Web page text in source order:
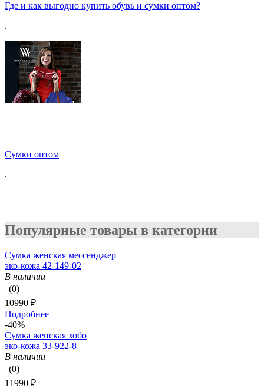
Где и как выгодно купить обувь и сумки оптом?
.
Сумки оптом
.
Популярные товары в категории
Сумка женская мессенджер
эко-кожа 42-149-02
В наличии
(0)
10990 ₽
Подробнее
-40%
Сумка женская хобо
эко-кожа 33-922-8
В наличии
(0)
11990 ₽